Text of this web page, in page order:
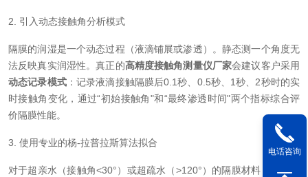
2. 引入动态接触角分析模式
隔膜的润湿是一个动态过程（液滴铺展或渗透）。静态测一个角度无
法反映真实润湿性。真正的高精度接触角测量仪厂家会建议客户采用
动态记录模式：记录液滴接触隔膜后0.1秒、0.5秒、1秒、2秒时的实
时接触角变化，通过“初始接触角"和“最终渗透时间"两个指标综合评
价隔膜性能。
3. 使用专业的杨-拉普拉斯算法拟合
对于超亲水（接触角<30°）或超疏水（>120°）的隔膜材料，传统圆
电话咨询